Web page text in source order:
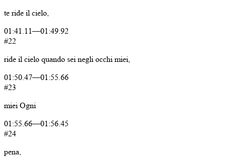
te ride il cielo,
01:41.11—01:49.92
#22
ride il cielo quando sei negli occhi miei,
01:50.47—01:55.66
#23
miei Ogni
01:55.66—01:56.45
#24
pena,